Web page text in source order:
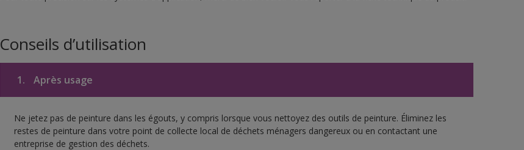
Conseils d’utilisation
1. Après usage
Ne jetez pas de peinture dans les égouts, y compris lorsque vous nettoyez des outils de peinture. Éliminez les
restes de peinture dans votre point de collecte local de déchets ménagers dangereux ou en contactant une
entreprise de gestion des déchets.